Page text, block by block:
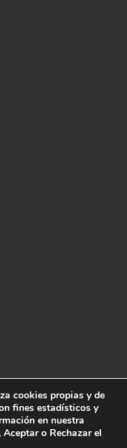
cookies propias y de
fines estadísticos y
en nuestra
o Rechazar el